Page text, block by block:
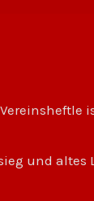
und altes